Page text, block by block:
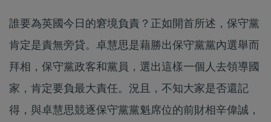
誰要為英國今日的窘境負責？正如開首所述，保守黨
肯定是責無旁貸。卓慧思是藉勝出保守黨黨內選舉而
拜相，保守黨政客和黨員，選出這樣一個人去領導國
家，肯定要負最大責任。況且，不知大家是否還記
得，與卓慧思競逐保守黨黨魁席位的前財相辛偉誠，